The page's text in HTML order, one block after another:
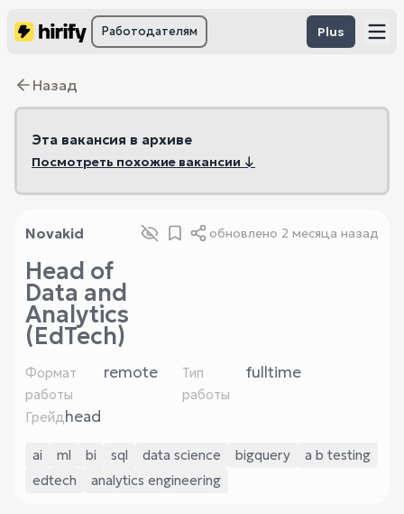
Работодателям Plus
Назад
Эта вакансия в архиве
Посмотреть похожие вакансии ↓
Novakid обновлено 2 месяца назад
Head of
Data and
Analytics
(EdTech)
Формат
работы
remote
Тип
работы
fulltime
Грейдhead
ai ml bi sql data science bigquery
a b testing
edtech
analytics engineering